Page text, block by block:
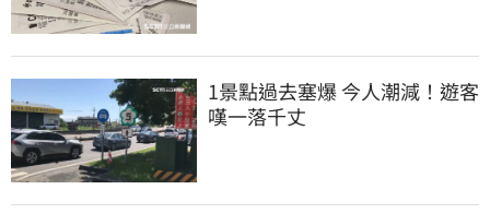
1景點過去塞爆 今人潮減！遊客
嘆一落千丈